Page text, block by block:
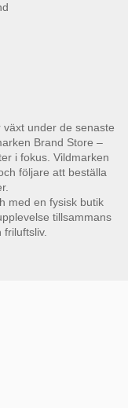
under de senaste
Brand Store –
i fokus. Vildmarken
följare att beställa
med en fysisk butik
tillsammans
friluftsliv.